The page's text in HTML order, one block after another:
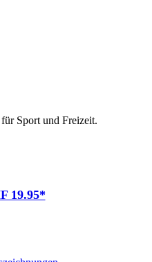
Sport und Freizeit.
19.95*